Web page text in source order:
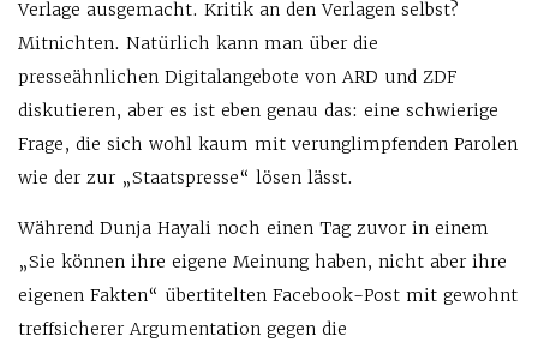
Verlage ausgemacht. Kritik an den Verlagen selbst?
Mitnichten. Natürlich kann man über die
presseähnlichen Digitalangebote von ARD und ZDF
diskutieren, aber es ist eben genau das: eine schwierige
Frage, die sich wohl kaum mit verunglimpfenden Parolen
wie der zur „Staatspresse“ lösen lässt.
Während Dunja Hayali noch einen Tag zuvor in einem
„Sie können ihre eigene Meinung haben, nicht aber ihre
eigenen Fakten“ übertitelten Facebook-Post mit gewohnt
treffsicherer Argumentation gegen die